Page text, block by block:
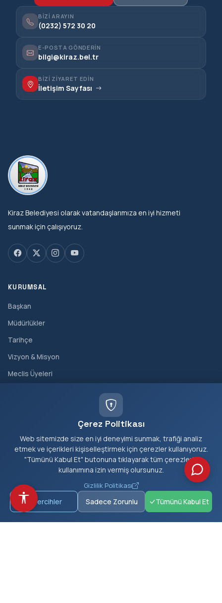
Çerez Politikası
Web sitemizde size en iyi deneyimi sunmak, trafiği analiz
etmek ve içerikleri kişiselleştirmek için çerezler kullanıyoruz.
"Tümünü Kabul Et" butonuna tıklayarak tüm çerezlerin
kullanımına izin vermiş olursunuz.
Gizlilik Politikası
Tercihler Sadece Zorunlu Tümünü Kabul Et
BIZI ARAYIN
(0232) 572 30 20
E-POSTA GÖNDERIN
bilgi@kiraz.bel.tr
BIZI ZIYARET EDIN
İletişim Sayfası
Kiraz Belediyesi olarak vatandaşlarımıza en iyi hizmeti
sunmak için çalışıyoruz.
KURUMSAL
Başkan
Müdürlükler
Tarihçe
Vizyon & Misyon
Meclis Üyeleri
Borç Sorgula
Nikah Randevu
Cenaze Hizmetleri
KEŞFET